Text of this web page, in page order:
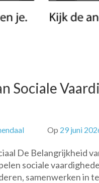
Sociale
Op 29 juni
De Belangrijkheid
sociale
samenwerken in